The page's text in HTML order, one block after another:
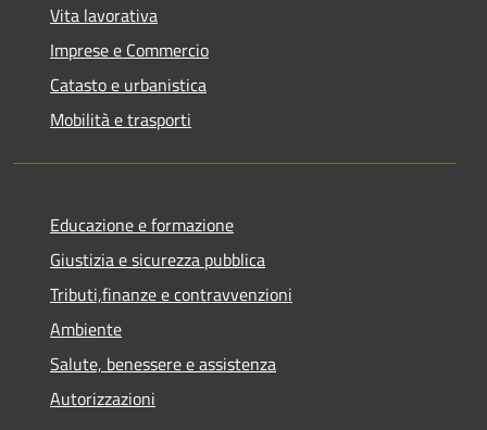
Vita lavorativa
Imprese e Commercio
Catasto e urbanistica
Mobilità e trasporti
Educazione e formazione
Giustizia e sicurezza pubblica
Tributi,finanze e contravvenzioni
Ambiente
Salute, benessere e assistenza
Autorizzazioni